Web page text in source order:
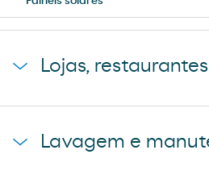
Lojas,
Lavagem e